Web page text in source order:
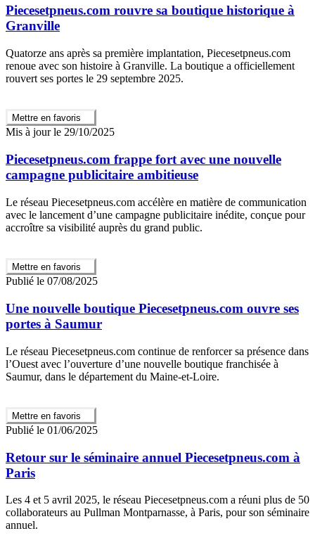
Piecesetpneus.com rouvre sa boutique historique à
Granville
Quatorze ans après sa première implantation, Piecesetpneus.com
renoue avec son histoire à Granville. La boutique a officiellement
rouvert ses portes le 29 septembre 2025.
Mettre en favoris
Mis à jour le 29/10/2025
Piecesetpneus.com frappe fort avec une nouvelle
campagne publicitaire ambitieuse
Le réseau Piecesetpneus.com accélère en matière de communication
avec le lancement d’une campagne publicitaire inédite, conçue pour
accroître sa visibilité auprès du grand public.
Mettre en favoris
Publié le 07/08/2025
Une nouvelle boutique Piecesetpneus.com ouvre ses
portes à Saumur
Le réseau Piecesetpneus.com continue de renforcer sa présence dans
l’Ouest avec l’ouverture d’une nouvelle boutique franchisée à
Saumur, dans le département du Maine-et-Loire.
Mettre en favoris
Publié le 01/06/2025
Retour sur le séminaire annuel Piecesetpneus.com à
Paris
Les 4 et 5 avril 2025, le réseau Piecesetpneus.com a réuni plus de 50
collaborateurs au Pullman Montparnasse, à Paris, pour son séminaire
annuel.